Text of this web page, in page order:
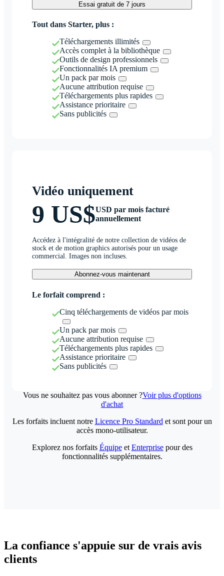
Essai gratuit de 7 jours
Tout dans Starter, plus :
Téléchargements illimités
Accès complet à la bibliothèque
Outils de design professionnels
Fonctionnalités IA premium
Un pack par mois
Aucune attribution requise
Téléchargements plus rapides
Assistance prioritaire
Sans publicités
Vidéo uniquement
9 US$USD par mois facturé
annuellement
Accédez à l'intégralité de notre collection de vidéos de
stock et de motion graphics autorisés pour un usage
commercial. Images non incluses.
Abonnez-vous maintenant
Le forfait comprend :
Cinq téléchargements de vidéos par mois
Un pack par mois
Aucune attribution requise
Téléchargements plus rapides
Assistance prioritaire
Sans publicités
Vous ne souhaitez pas vous abonner ?Voir plus d'options
d'achat
Les forfaits incluent notre Licence Pro Standard et sont pour un
accès mono-utilisateur.
Explorez nos forfaits Équipeet Enterprisepour des
fonctionnalités supplémentaires.
La confiance s'appuie sur de vrais avis
clients